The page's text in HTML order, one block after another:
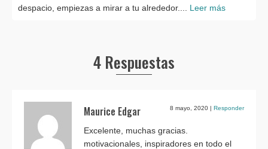
despacio, empiezas a mirar a tu alrededor.... Leer más
4 Respuestas
Maurice Edgar 8 mayo, 2020 | Responder
Excelente, muchas gracias.
motivacionales, inspiradores en todo el